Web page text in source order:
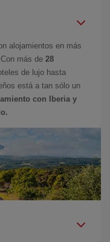
alojamientos en más
más de 28
de lujo hasta
está a tan sólo un
con Iberia y